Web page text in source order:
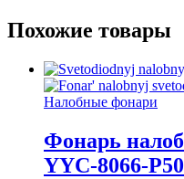
Похожие товары
Налобные фонари
Фонарь
YYC-8066-P50